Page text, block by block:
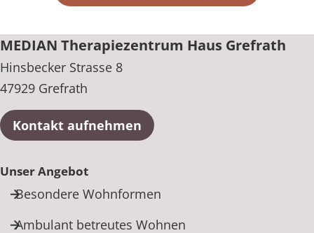
MEDIAN Therapiezentrum Haus Grefrath
Hinsbecker Strasse 8
47929 Grefrath
Kontakt aufnehmen
Unser Angebot
Besondere Wohnformen
Ambulant betreutes Wohnen